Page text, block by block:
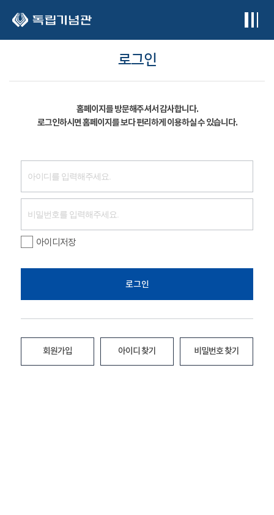
로그인
홈페이지를 방문해주셔서 감사합니다.
로그인하시면 홈페이지를 보다 편리하게 이용하실 수 있습니다.
아이디저장
로그인
회원가입 아이디 찾기 비밀번호 찾기